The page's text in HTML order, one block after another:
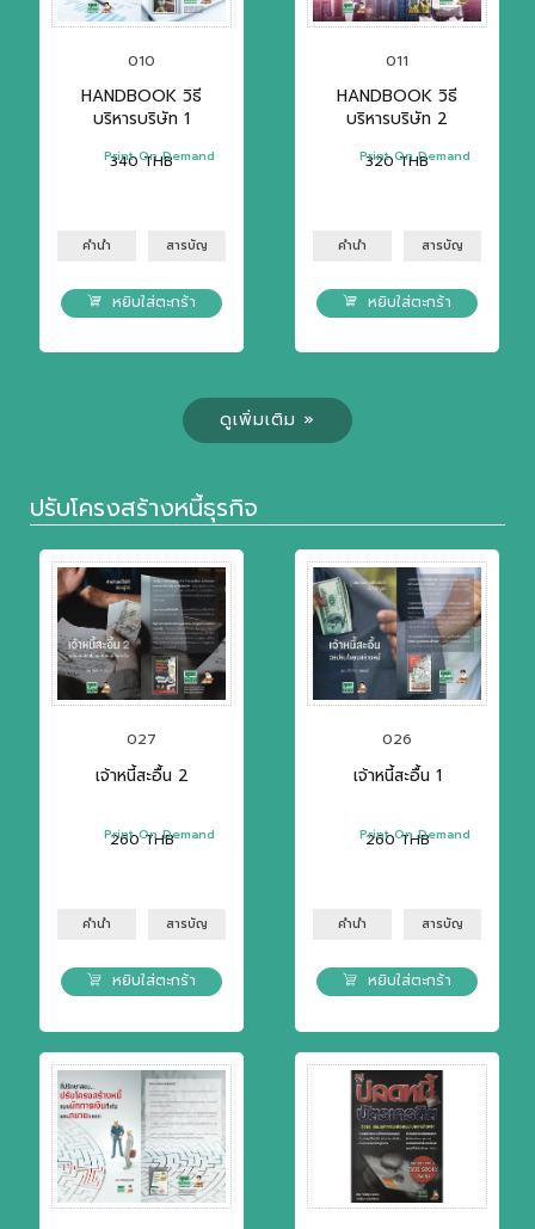
010
HANDBOOK วิธี
บริหารบริษัท 1
340 THB
Print On Demand
คำนำ สารบัญ
หยิบใส่ตะกร้า
011
HANDBOOK วิธี
บริหารบริษัท 2
320 THB
Print On Demand
คำนำ สารบัญ
หยิบใส่ตะกร้า
ดูเพิ่มเติม »
ปรับโครงสร้างหนี้ธุรกิจ
027
เจ้าหนี้สะอื้น 2
260 THB
Print On Demand
คำนำ สารบัญ
หยิบใส่ตะกร้า
026
เจ้าหนี้สะอื้น 1
260 THB
Print On Demand
คำนำ สารบัญ
หยิบใส่ตะกร้า